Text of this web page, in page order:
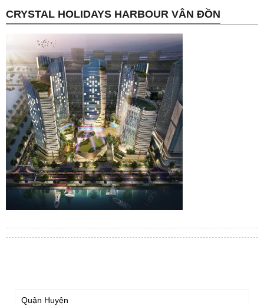
CRYSTAL HOLIDAYS HARBOUR VÂN ĐỒN